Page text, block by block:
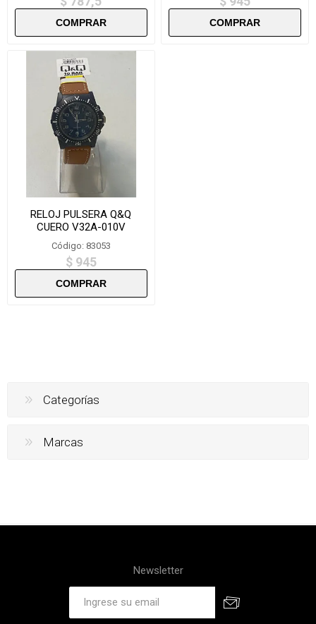
RELOJ PULSERA Q&Q
CUERO V32A-010V
Código: 83053
$ 945
Categorías
Marcas
Newsletter